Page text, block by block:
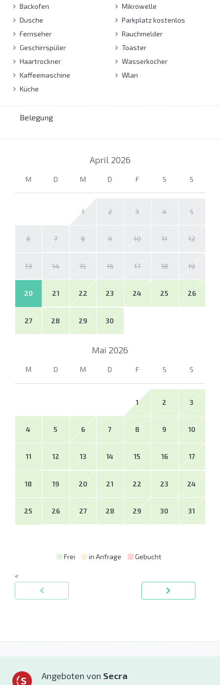
Backofen
Dusche
Fernseher
Geschirrspüler
Haartrockner
Kaffeemaschine
Küche
Mikrowelle
Parkplatz kostenlos
Rauchmelder
Toaster
Wasserkocher
Wlan
Belegung
April 2026
M D M D F S S
1 2 3 4 5
6 7 8 9 10 11 12
13 14 15 16 17 18 19
20 21 22 23 24 25 26
27 28 29 30
Mai 2026
M D M D F S S
1 2 3
4 5 6 7 8 9 10
11 12 13 14 15 16 17
18 19 20 21 22 23 24
25 26 27 28 29 30 31
Frei in Anfrage Gebucht
<
Angeboten von Secra